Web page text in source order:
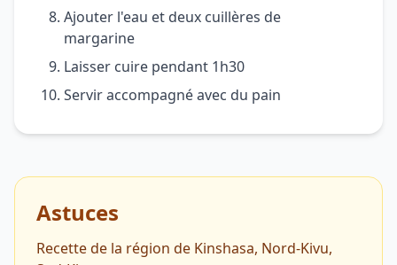
Ajouter l'eau et deux cuillères de
margarine
Laisser cuire pendant 1h30
Servir accompagné avec du pain
Astuces
Recette de la région de Kinshasa, Nord-Kivu,